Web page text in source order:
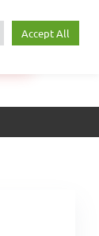
Accept All